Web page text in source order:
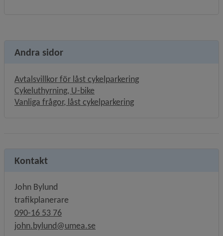
Andra sidor
Avtalsvillkor för låst cykelparkering
Cykeluthyrning, U-bike
Vanliga frågor, låst cykelparkering
Kontakt
John Bylund
trafikplanerare
090-16 53 76
john.bylund@umea.se